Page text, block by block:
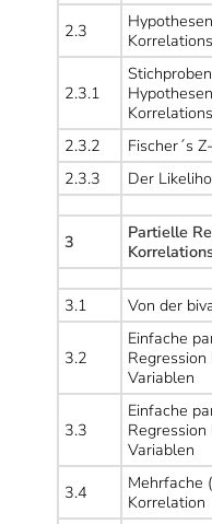
2.3
2.3.1
2.3.2
Fischer´s
2.3.3
Der
3
Partielle
3.1 Von der
3.2
Einfache
Variablen
3.3
Einfache
Variablen
3.4
Mehrfache
Korrelation